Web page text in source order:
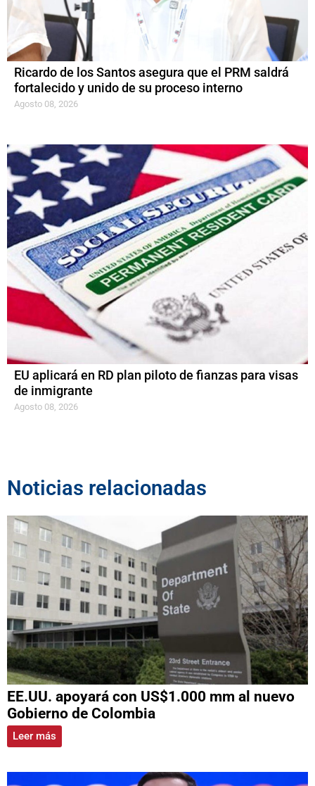
Ricardo de los Santos asegura que el PRM saldrá
fortalecido y unido de su proceso interno
Agosto 08, 2026
EU aplicará en RD plan piloto de fianzas para visas
de inmigrante
Agosto 08, 2026
Noticias relacionadas
EE.UU. apoyará con US$1.000 mm al nuevo
Gobierno de Colombia
Leer más